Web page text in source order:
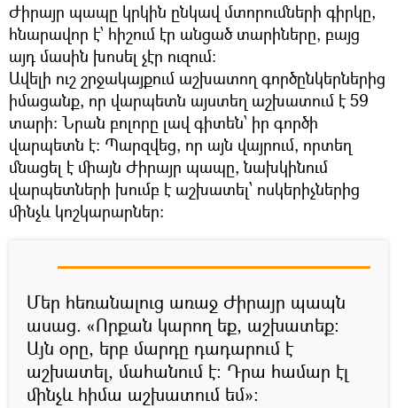
Ժիրայր պապը կրկին ընկավ մտորումների գիրկը,
հնարավոր է՝ հիշում էր անցած տարիները, բայց
այդ մասին խոսել չէր ուզում:
Ավելի ուշ շրջակայքում աշխատող գործընկերներից
իմացանք, որ վարպետն այստեղ աշխատում է 59
տարի: Նրան բոլորը լավ գիտեն՝ իր գործի
վարպետն է: Պարզվեց, որ այն վայրում, որտեղ
մնացել է միայն Ժիրայր պապը, նախկինում
վարպետների խումբ է աշխատել՝ ոսկերիչներից
մինչև կոշկարարներ:
Մեր հեռանալուց առաջ Ժիրայր պապն
ասաց. «Որքան կարող եք, աշխատեք:
Այն օրը, երբ մարդը դադարում է
աշխատել, մահանում է: Դրա համար էլ
մինչև հիմա աշխատում եմ»: